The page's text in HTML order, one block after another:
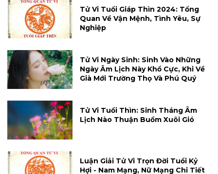
Tử Vi Tuổi Giáp Thìn 2024: Tổng
Quan Về Vận Mệnh, Tình Yêu, Sự
Nghiệp
Tử Vi Ngày Sinh: Sinh Vào Những
Ngày Âm Lịch Này Khổ Cực, Khi Về
Già Mới Trường Thọ Và Phú Quý
Tử Vi Tuổi Thìn: Sinh Tháng Âm
Lịch Nào Thuận Buồm Xuôi Gió
Luận Giải Tử Vi Trọn Đời Tuổi Kỷ
Hợi - Nam Mạng, Nữ Mạng Chi Tiết